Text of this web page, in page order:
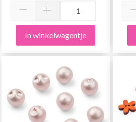
In winkelwagentje